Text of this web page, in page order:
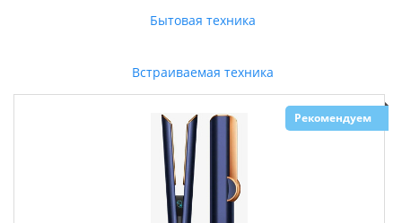
Бытовая техника
Встраиваемая техника
Рекомендуем